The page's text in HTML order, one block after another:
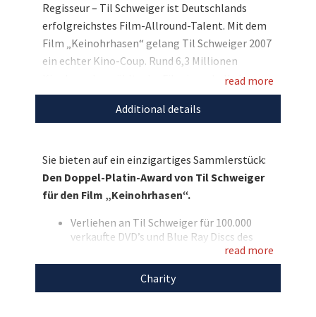
Regisseur – Til Schweiger ist Deutschlands
erfolgreichstes Film-Allround-Talent. Mit dem
Film „Keinohrhasen“ gelang Til Schweiger 2007
ein echter Kino-Coup. Rund 6,3 Millionen
Kinobesucher zählte der Film innerhalb des
ersten Jahres und ist daher bis heute einer der
erfolgreichsten deutschen Produktionen. Nun
ihm von Warner Bros Schweiz für 100.000
verkaufte DVD’s und Blue-Ray Discs von
„Keinohrhasen“ verliehen wurde. Bieten Sie mit
und holen Sie sich dieses einzigartige
Sammlerstück nach Hause!
Entdecken Sie bei uns auch weitere
read more
Additional details
Sie bieten auf ein einzigartiges Sammlerstück:
Den Doppel-Platin-Award von Til Schweiger
für den Film „Keinohrhasen“.
Verliehen an Til Schweiger für 100.000
verkaufte DVD’s und Blue Ray Discs des
Award in Form eines Keinohrhasen
Maße: 21,5 cm hoch x 13 cm breit
read more
Charity